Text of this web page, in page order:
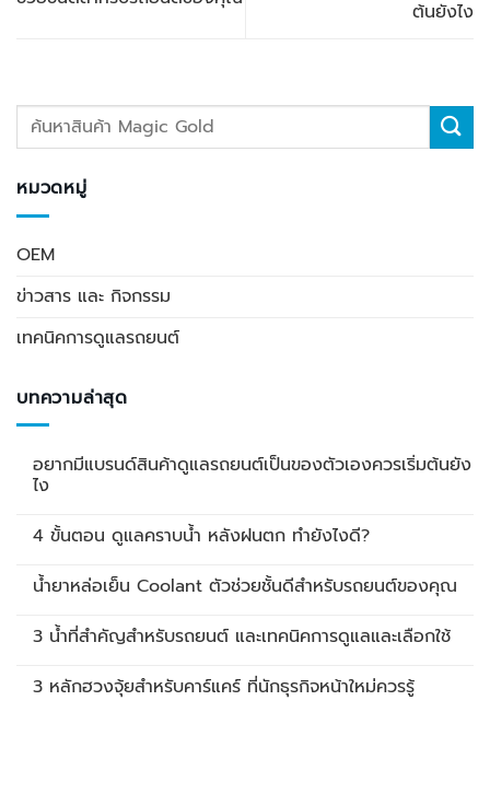
ต้นยังไง
หมวดหมู่
OEM
ข่าวสาร และ กิจกรรม
เทคนิคการดูแลรถยนต์
บทความล่าสุด
อยากมีแบรนด์สินค้าดูแลรถยนต์เป็นของตัวเองควรเริ่มต้นยัง
ไง
4 ขั้นตอน ดูแลคราบน้ำ หลังฝนตก ทำยังไงดี?
น้ำยาหล่อเย็น Coolant ตัวช่วยชั้นดีสำหรับรถยนต์ของคุณ
3 น้ำที่สำคัญสำหรับรถยนต์ และเทคนิคการดูแลและเลือกใช้
3 หลักฮวงจุ้ยสำหรับคาร์แคร์ ที่นักธุรกิจหน้าใหม่ควรรู้